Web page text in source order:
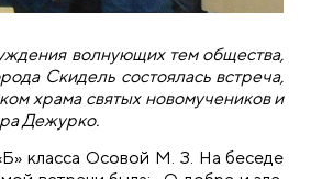
волнующих тем общества,
Скидель состоялась встреча,
храма святых новомучеников и
Дежурко.
класса Осовой М. З. На беседе